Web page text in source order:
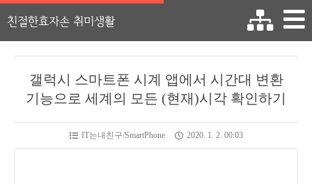
친절한효자손 취미생활
갤럭시 스마트폰 시계 앱에서 시간대 변환
기능으로 세계의 모든 (현재)시각 확인하기
IT는내친구/SmartPhone 2020. 1. 2. 00:03